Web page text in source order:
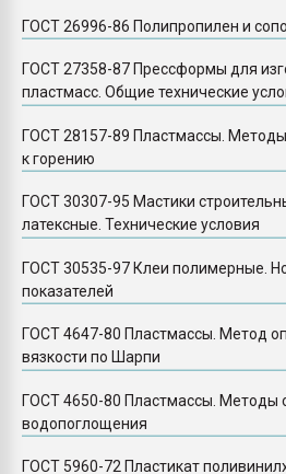
ГОСТ 26996-86 Полипропилен и
ГОСТ 27358-87 Прессформы для
пластмасс. Общие технические
ГОСТ 28157-89 Пластмассы.
к горению
ГОСТ 30307-95 Мастики
латексные. Технические условия
ГОСТ 30535-97 Клеи полимерные.
показателей
ГОСТ 4647-80 Пластмассы. Метод
вязкости по Шарпи
ГОСТ 4650-80 Пластмассы. Методы
водопоглощения
ГОСТ 5960-72 Пластикат